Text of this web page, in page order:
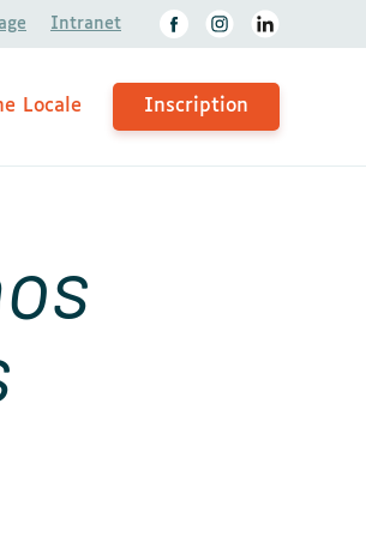
Intranet
Locale Inscription